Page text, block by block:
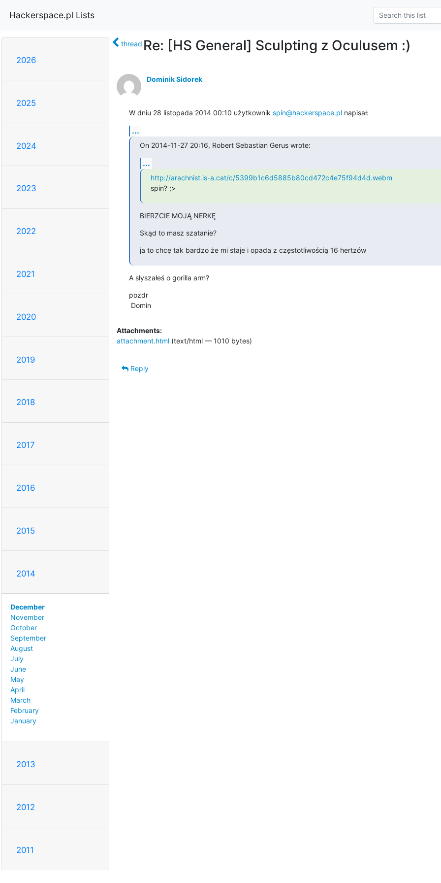
Hackerspace.pl Lists
2026
2025
2024
2023
2022
2021
2020
2019
2018
2017
2016
2015
2014
December
November
October
September
August
July
June
May
April
March
February
January
2013
2012
2011
thread Re: [HS General] Sculpting z Oculusem :)
Dominik Sidorek
W dniu 28 listopada 2014 00:10 użytkownik spin@hackerspace.pl napisał:
...
On 2014-11-27 20:16, Robert Sebastian Gerus wrote:
...
http://arachnist.is-a.cat/c/5399b1c6d5885b80cd472c4e75f94d4d.webm
spin? ;>
BIERZCIE MOJĄ NERKĘ
Skąd to masz szatanie?
ja to chcę tak bardzo że mi staje i opada z częstotliwością 16 hertzów
A słyszałeś o gorilla arm?
pozdr
Domin
Attachments:
attachment.html(text/html — 1010 bytes)
Reply